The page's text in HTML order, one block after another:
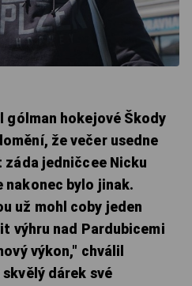
gólman hokejové Škody
že večer usedne
záda jedničcee Nicku
nakonec bylo jinak.
už mohl coby jeden
výhru nad Pardubicemi
výkon," chválil
dárek své